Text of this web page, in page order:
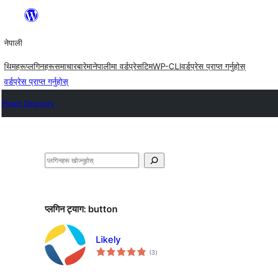
सामग्रीमा
नेपाली
थिमहरूप्लगिनहरूसमाचारबारेमानेपालीमा वर्डप्रेसटिमWP-CLIवर्डप्रेस प्राप्त गर्नुहोस्
वर्डप्रेस प्राप्त गर्नुहोस्
Plugin Directory
खोज्नुहोस्
प्लगिन ट्याग: button
Likely
(3कुल
रेटिङ्गहरू
)